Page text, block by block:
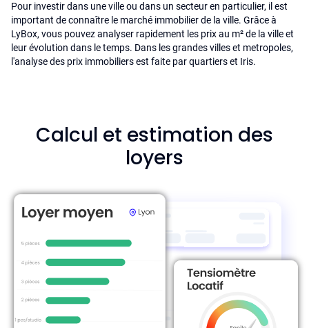
Pour investir dans une ville ou dans un secteur en particulier, il est
important de connaître le marché immobilier de la ville. Grâce à
LyBox, vous pouvez analyser rapidement les prix au m² de la ville et
leur évolution dans le temps. Dans les grandes villes et metropoles,
l'analyse des prix immobiliers est faite par quartiers et Iris.
Calcul et estimation des
loyers